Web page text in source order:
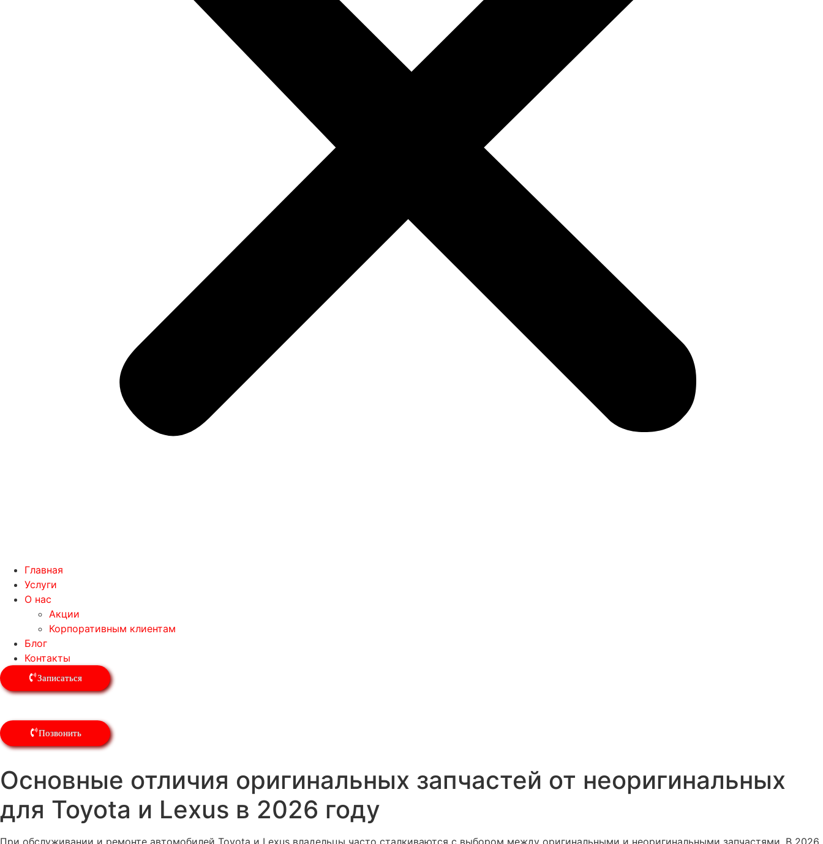
Главная
Услуги
О нас
Акции
Корпоративным клиентам
Блог
Контакты
Записаться
Позвонить
Основные отличия оригинальных запчастей от неоригинальных
для Toyota и Lexus в 2026 году
При обслуживании и ремонте автомобилей Toyota и Lexus владельцы часто сталкиваются с выбором между оригинальными и неоригинальными запчастями. В 2026